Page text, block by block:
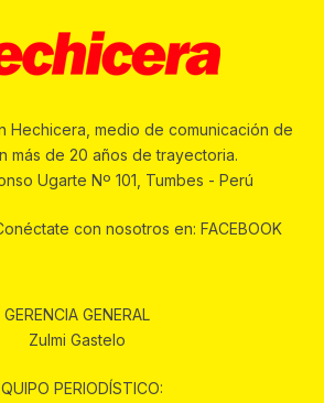
Hechicera, medio de comunicación de
más de 20 años de trayectoria.
Ugarte Nº 101, Tumbes - Perú
con nosotros en: FACEBOOK
GERENCIA GENERAL
Zulmi Gastelo
PERIODÍSTICO: